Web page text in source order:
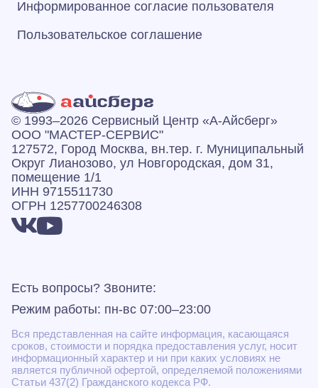
Информированное согласие пользователя
Пользовательское соглашение
© 1993–2026 Сервисный Центр «А‑Айсберг»
ООО "МАСТЕР-СЕРВИС"
127572, Город Москва, вн.тер. г. Муниципальный
Округ Лианозово, ул Новгородская, дом 31,
помещение 1/1
ИНН 9715511730
ОГРН 1257700246308
Есть вопросы? Звоните:
Режим работы: пн-вс 07:00–23:00
Вся представленная на сайте информация, касающаяся
сроков, стоимости и порядка предоставления услуг, носит
информационный характер и ни при каких условиях не
является публичной офертой, определяемой положениями
Статьи 437(2) Гражданского кодекса РФ.